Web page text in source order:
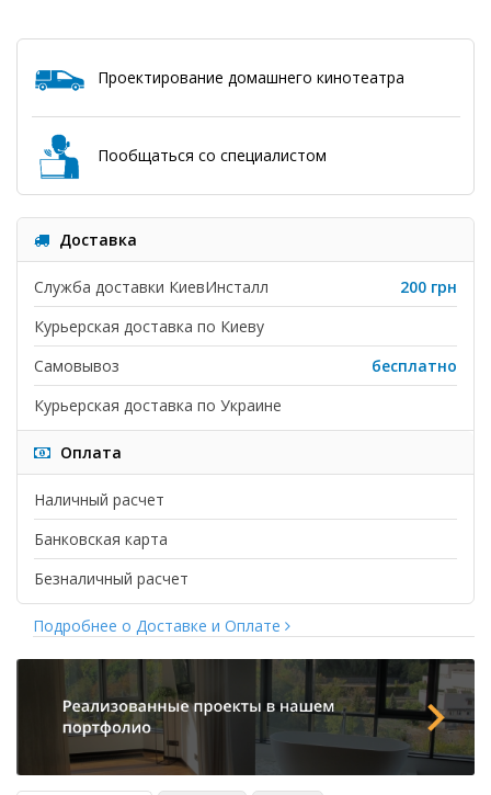
Проектирование домашнего кинотеатра
Пообщаться со специалистом
Доставка
Служба доставки КиевИнсталл
200 грн
Курьерская доставка по Киеву
Самовывоз
бесплатно
Курьерская доставка по Украине
Оплата
Наличный расчет
Банковская карта
Безналичный расчет
Подробнее о Доставке и Оплате